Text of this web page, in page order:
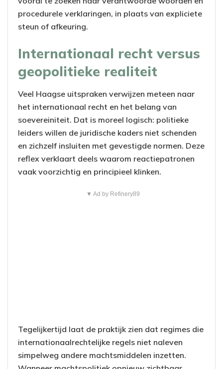
procedurele verklaringen, in plaats van expliciete
steun of afkeuring.
Internationaal recht versus
geopolitieke realiteit
Veel Haagse uitspraken verwijzen meteen naar
het internationaal recht en het belang van
soevereiniteit. Dat is moreel logisch: politieke
leiders willen de juridische kaders niet schenden
en zichzelf insluiten met gevestigde normen. Deze
reflex verklaart deels waarom reactiepatronen
vaak voorzichtig en principieel klinken.
▼ Ad by Refinery89
Tegelijkertijd laat de praktijk zien dat regimes die
internationaalrechtelijke regels niet naleven
simpelweg andere machtsmiddelen inzetten.